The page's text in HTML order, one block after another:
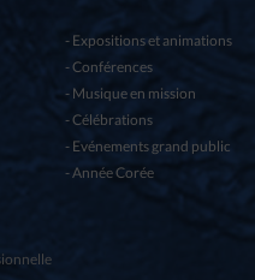
Expositions et animations
Conférences
Musique en mission
Célébrations
Evénements grand public
Année Corée